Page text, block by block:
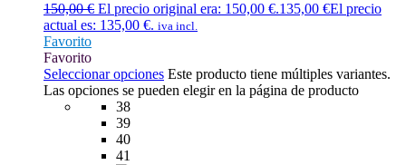
150,00€ El precio original era: 150,00 €.135,00 €El precio
actual es: 135,00 €. iva incl.
Favorito
Favorito
Seleccionar opciones Este producto tiene múltiples variantes.
Las opciones se pueden elegir en la página de producto
38
39
40
41